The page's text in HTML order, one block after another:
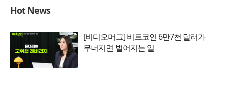
Hot News
[비디오머그] 비트코인 6만7천 달러가
무너지면 벌어지는 일